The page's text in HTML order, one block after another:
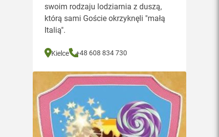
swoim rodzaju lodziarnia z duszą,
którą sami Goście okrzyknęli "małą
Italią".
Kielce +48 608 834 730